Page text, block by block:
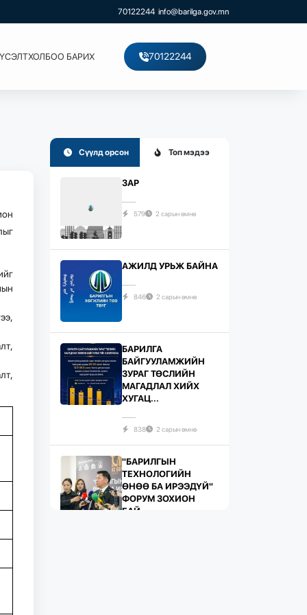
70122244 info@barilga.gov.mn
ХОЛБОО БАРИХ 70122244
Сүүлд орсон Топ мэдээ
ЗАР
579 2 сарын өмнө
АЖИЛД УРЬЖ БАЙНА
846 2 сарын өмнө
БАРИЛГА
БАЙГУУЛАМЖИЙН
ЗУРАГ ТӨСЛИЙН
МАГАДЛАЛ ХИЙХ
ХУГАЦ...
838 2 сарын өмнө
"БАРИЛГЫН
ТЕХНОЛОГИЙН
ӨНӨӨ БА ИРЭЭДҮЙ"
ФОРУМ ЗОХИОН
БАЙ...